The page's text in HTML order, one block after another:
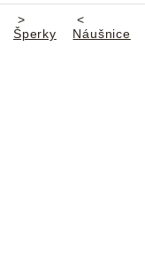
Domů
Šperky Náušnice